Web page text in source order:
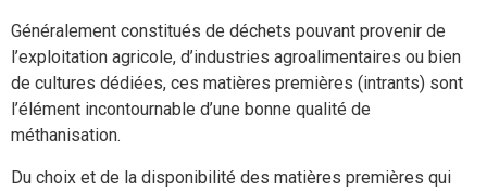
Généralement constitués de déchets pouvant provenir de
l’exploitation agricole, d’industries agroalimentaires ou bien
de cultures dédiées, ces matières premières (intrants) sont
l’élément incontournable d’une bonne qualité de
méthanisation.
Du choix et de la disponibilité des matières premières qui